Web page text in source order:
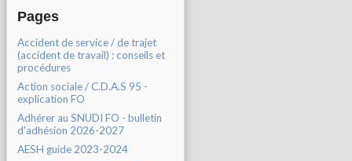
Pages
Accident de service / de trajet
(accident de travail) : conseils et
procédures
Action sociale / C.D.A.S 95 -
explication FO
Adhérer au SNUDI FO - bulletin
d'adhésion 2026-2027
AESH guide 2023-2024